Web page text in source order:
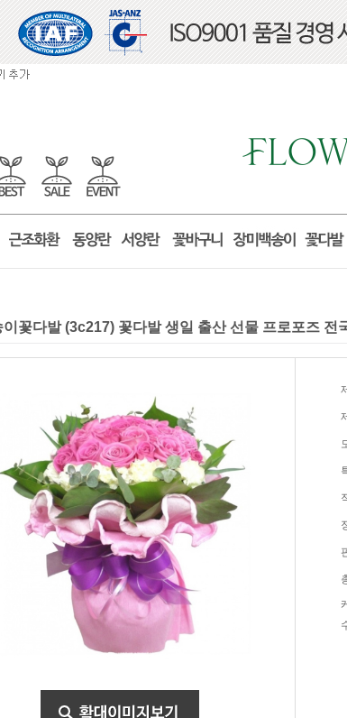
이꽃다발 (3c217) 꽃다발 생일 출산 선물 프로포즈 전